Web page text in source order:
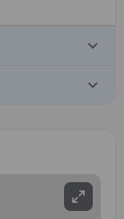
keyboard_arrow_down
keyboard_arrow_down